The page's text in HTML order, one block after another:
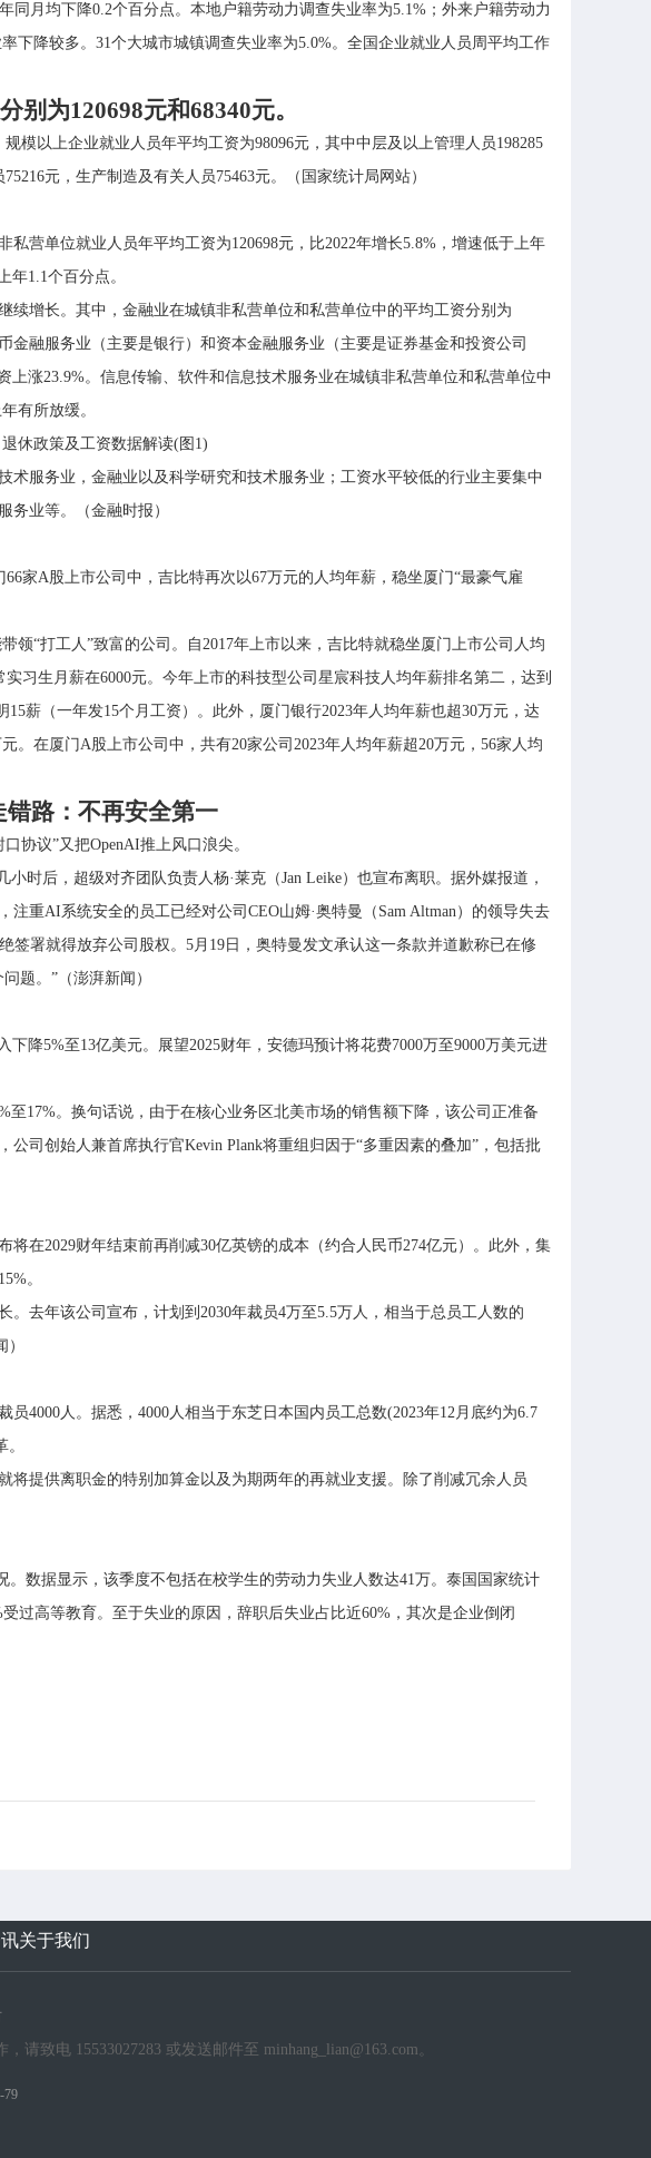
月均下降0.2个百分点。本地户籍劳动力调查失业率为5.1%；外来户籍劳动力
下降较多。31个大城市城镇调查失业率为5.0%。全国企业就业人员周平均工作
为120698元和68340元。
模以上企业就业人员年平均工资为98096元，其中中层及以上管理人员198285
元，生产制造及有关人员75463元。（国家统计局网站）
营单位就业人员年平均工资为120698元，比2022年增长5.8%，增速低于上年
年1.1个百分点。
增长。其中，金融业在城镇非私营单位和私营单位中的平均工资分别为
金融服务业（主要是银行）和资本金融服务业（主要是证券基金和投资公司
涨23.9%。信息传输、软件和信息技术服务业在城镇非私营单位和私营单位中
有所放缓。
服务业，金融业以及科学研究和技术服务业；工资水平较低的行业主要集中
务业等。（金融时报）
家A股上市公司中，吉比特再次以67万元的人均年薪，稳坐厦门“最豪气雇
领“打工人”致富的公司。自2017年上市以来，吉比特就稳坐厦门上市公司人均
习生月薪在6000元。今年上市的科技型公司星宸科技人均年薪排名第二，达到
薪（一年发15个月工资）。此外，厦门银行2023年人均年薪也超30万元，达
。在厦门A股上市公司中，共有20家公司2023年人均年薪超20万元，56家人均
路：不再安全第一
协议”又把OpenAI推上风口浪尖。
时后，超级对齐团队负责人杨·莱克（Jan Leike）也宣布离职。据外媒报道，
重AI系统安全的员工已经对公司CEO山姆·奥特曼（Sam Altman）的领导失去
签署就得放弃公司股权。5月19日，奥特曼发文承认这一条款并道歉称已在修
题。”（澎湃新闻）
降5%至13亿美元。展望2025财年，安德玛预计将花费7000万至9000万美元进
17%。换句话说，由于在核心业务区北美市场的销售额下降，该公司正准备
司创始人兼首席执行官Kevin Plank将重组归因于“多重因素的叠加”，包括批
在2029财年结束前再削减30亿英镑的成本（约合人民币274亿元）。此外，集
。
去年该公司宣布，计划到2030年裁员4万至5.5万人，相当于总员工人数的
4000人。据悉，4000人相当于东芝日本国内员工总数(2023年12月底约为6.7
提供离职金的特别加算金以及为期两年的再就业支援。除了削减冗余人员
数据显示，该季度不包括在校学生的劳动力失业人数达41万。泰国国家统计
过高等教育。至于失业的原因，辞职后失业占比近60%，其次是企业倒闭
关于我们
致电 15533027283 或发送邮件至 minhang_lian@163.com。
79